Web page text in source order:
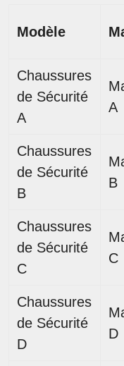
Modèle
Chaussures
de Sécurité
A
A
Chaussures
de Sécurité
B
B
Chaussures
de Sécurité
C
C
Chaussures
de Sécurité
D
D